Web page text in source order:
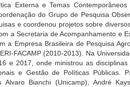
Externa e Temas
do Grupo de Pesquisa
e coordenou projetos sobre
a Secretaria de Acompanhamento e
a Empresa Brasileira de Pesquisa
FACAMP (2010-2013). Na
e 2017, onde ministrou as
e Gestão de Políticas Públicas.
Alvaro Bianchi (Unicamp), André